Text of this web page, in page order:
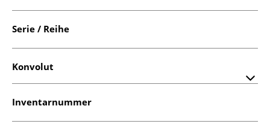
Serie / Reihe
Konvolut
Inventarnummer